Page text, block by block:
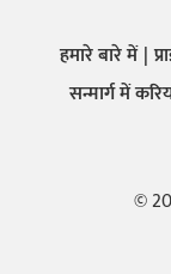
हमारे बारे में
सन्मार्ग में
©